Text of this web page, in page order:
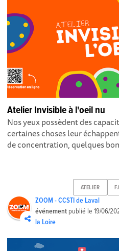
Atelier Invisible à l'oeil nu
Nos yeux possèdent des
certaines choses leur
de concentration, quelques
ATELIER
ZOOM - CCSTI de Laval
événement publié le19/06/
la Loire